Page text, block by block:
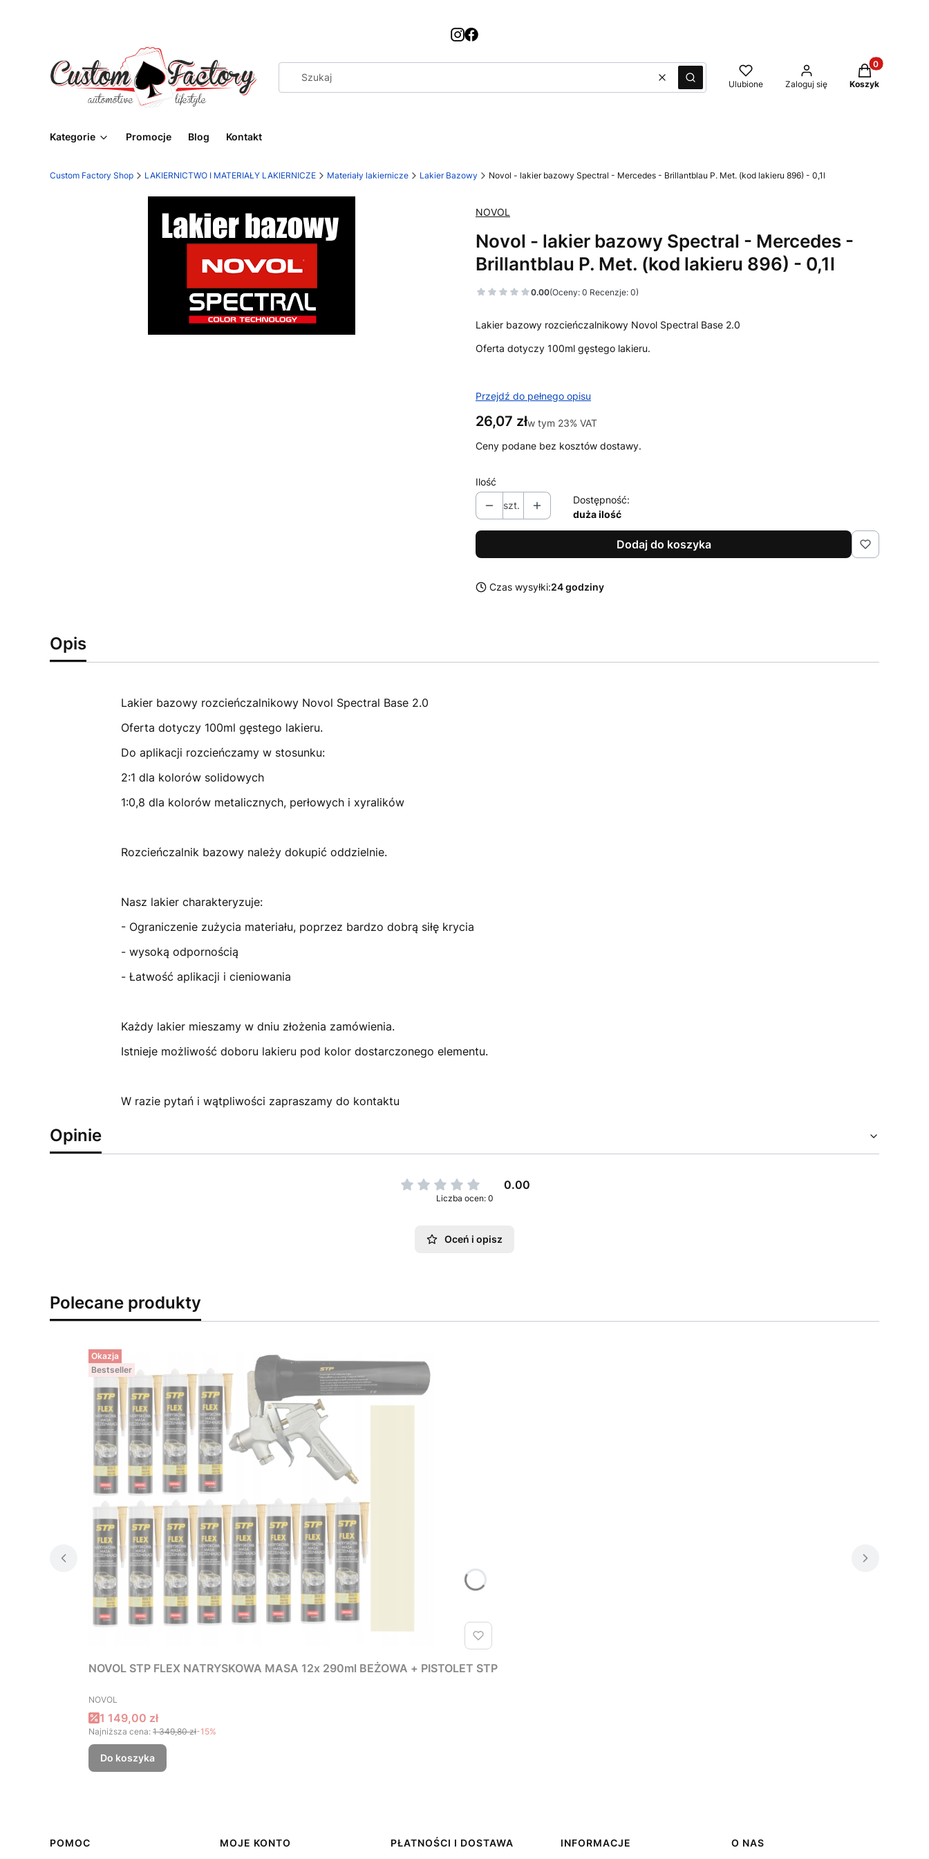
WyczyśćSzukaj Ulubione Zaloguj się
Produkty w
Koszyk
Kategorie Promocje Blog Kontakt
Custom Factory Shop LAKIERNICTWO I MATERIAŁY LAKIERNICZE Materiały lakiernicze Lakier Bazowy Novol - lakier bazowy Spectral - Mercedes - Brillantblau P. Met. (kod lakieru 896) - 0,1l
NOVOL
Novol - lakier bazowy Spectral - Mercedes -
Brillantblau P. Met. (kod lakieru 896) - 0,1l
0.00(Oceny: 0 Recenzje: 0)
Lakier bazowy rozcieńczalnikowy Novol Spectral Base 2.0
Oferta dotyczy 100ml gęstego lakieru.
Przejdź do pełnego opisu
Cena
26,07 złw tym 23% VAT
w tym 23% VAT
Ceny podane bez kosztów dostawy.
Ilość
szt.
Dostępność:
duża ilość
Dodaj do koszyka
Czas wysyłki:24 godziny
Opis
Lakier bazowy rozcieńczalnikowy Novol Spectral Base 2.0
Oferta dotyczy 100ml gęstego lakieru.
Do aplikacji rozcieńczamy w stosunku:
2:1 dla kolorów solidowych
1:0,8 dla kolorów metalicznych, perłowych i xyralików
Rozcieńczalnik bazowy należy dokupić oddzielnie.
Nasz lakier charakteryzuje:
- Ograniczenie zużycia materiału, poprzez bardzo dobrą siłę krycia
- wysoką odpornością
- Łatwość aplikacji i cieniowania
Każdy lakier mieszamy w dniu złożenia zamówienia.
Istnieje możliwość doboru lakieru pod kolor dostarczonego elementu.
W razie pytań i wątpliwości zapraszamy do kontaktu
Opinie
0.00
Liczba ocen: 0
Oceń i opisz
Polecane produkty
Okazja
Bestseller
NOVOL STP FLEX NATRYSKOWA MASA 12x 290ml BEŻOWA + PISTOLET STP
PRODUCENT
NOVOL
Cena promocyjna
1 149,00 zł
Najniższa cena: 1 349,80 zł-15%
Do koszyka
Linki w stopce
POMOC MOJE KONTO PŁATNOŚCI I DOSTAWA INFORMACJE O NAS